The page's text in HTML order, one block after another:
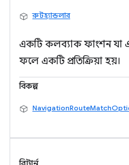
রুটহ্যান্ডলার
একটি কলব্যাক ফাংশন যা
ফলে একটি প্রতিক্রিয়া হয়।
বিকল্প